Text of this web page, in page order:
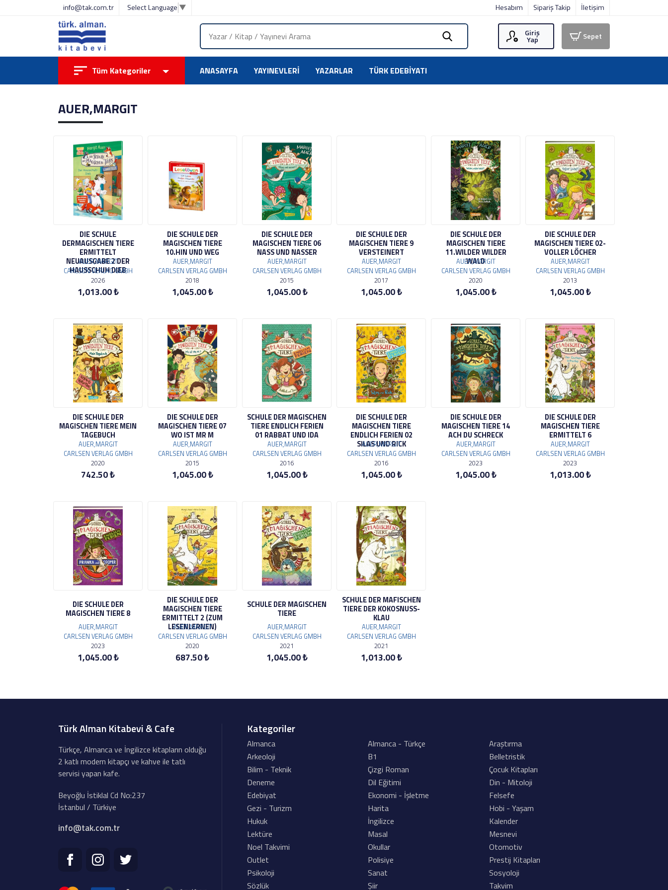
info@tak.com.tr Select Language ▼ Hesabım Sipariş Takip İletişim
Giriş
Yap Sepet
Tüm Kategoriler ANASAYFA YAYINEVLERI YAZARLAR TÜRK EDEBIYATI
AUER,MARGIT
DIE SCHULE
DERMAGISCHEN TIERE
ERMITTELT
NEUAUSGABE 2 DER
HAUSSCHUH DIEB
AUER,MARGIT
CARLSEN VERLAG GMBH
2026
1,013.00 ₺
DIE SCHULE DER
MAGISCHEN TIERE
10.HIN UND WEG
AUER,MARGIT
CARLSEN VERLAG GMBH
2018
1,045.00 ₺
DIE SCHULE DER
MAGISCHEN TIERE 06
NASS UND NASSER
AUER,MARGIT
CARLSEN VERLAG GMBH
2015
1,045.00 ₺
DIE SCHULE DER
MAGISCHEN TIERE 9
VERSTEINERT
AUER,MARGIT
CARLSEN VERLAG GMBH
2017
1,045.00 ₺
DIE SCHULE DER
MAGISCHEN TIERE
11.WILDER WILDER
WALD
AUER,MARGIT
CARLSEN VERLAG GMBH
2020
1,045.00 ₺
DIE SCHULE DER
MAGISCHEN TIERE 02-
VOLLER LÖCHER
AUER,MARGIT
CARLSEN VERLAG GMBH
2013
1,045.00 ₺
DIE SCHULE DER
MAGISCHEN TIERE MEIN
TAGEBUCH
AUER,MARGIT
CARLSEN VERLAG GMBH
2020
742.50 ₺
DIE SCHULE DER
MAGISCHEN TIERE 07
WO IST MR M
AUER,MARGIT
CARLSEN VERLAG GMBH
2015
1,045.00 ₺
SCHULE DER MAGISCHEN
TIERE ENDLICH FERIEN
01 RABBAT UND IDA
AUER,MARGIT
CARLSEN VERLAG GMBH
2016
1,045.00 ₺
DIE SCHULE DER
MAGISCHEN TIERE
ENDLICH FERIEN 02
SILAS UND RICK
AUER,MARGIT
CARLSEN VERLAG GMBH
2016
1,045.00 ₺
DIE SCHULE DER
MAGISCHEN TIERE 14
ACH DU SCHRECK
AUER,MARGIT
CARLSEN VERLAG GMBH
2023
1,045.00 ₺
DIE SCHULE DER
MAGISCHEN TIERE
ERMITTELT 6
AUER,MARGIT
CARLSEN VERLAG GMBH
2023
1,013.00 ₺
DIE SCHULE DER
MAGISCHEN TIERE 8
AUER,MARGIT
CARLSEN VERLAG GMBH
2023
1,045.00 ₺
DIE SCHULE DER
MAGISCHEN TIERE
ERMITTELT 2 (ZUM
LESENLERNEN)
AUER,MARGIT
CARLSEN VERLAG GMBH
2020
687.50 ₺
SCHULE DER MAGISCHEN
TIERE
AUER,MARGIT
CARLSEN VERLAG GMBH
2021
1,045.00 ₺
SCHULE DER MAFISCHEN
TIERE DER KOKOSNUSS-
KLAU
AUER,MARGIT
CARLSEN VERLAG GMBH
2021
1,013.00 ₺
Kategoriler
Almanca Almanca - Türkçe
Araştırma
Arkeoloji
B1
Belletristik
Bilim - Teknik
Çizgi Roman
Çocuk Kitapları
Deneme
Dil Eğitimi
Din - Mitoloji
Edebiyat
Ekonomi - İşletme
Felsefe
Gezi - Turizm
Harita
Hobi - Yaşam
Hukuk
İngilizce
Kalender
Lektüre
Masal
Mesnevi
Noel Takvimi
Okullar
Otomotiv
Outlet
Polisiye
Prestij Kitapları
Psikoloji
Sanat
Sosyoloji
Sözlük
Şiir Takvim
Türk Alman Kitabevi & Cafe
Türkçe, Almanca ve İngilizce kitapların olduğu
2 katlı modern kitapçı ve kahve ile tatlı
servisi yapan kafe.
Beyoğlu İstiklal Cd No:237
İstanbul / Türkiye
info@tak.com.tr